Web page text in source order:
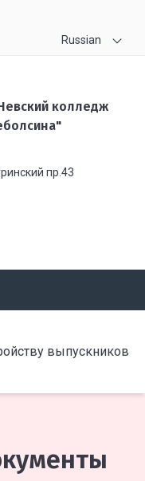
Russian
колледж
пр.43
выпускников